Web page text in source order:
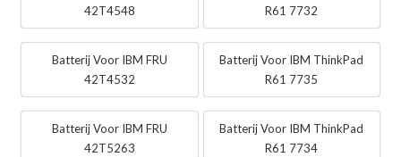
42T4548
R61 7732
Batterij Voor IBM FRU
42T4532
Batterij Voor IBM ThinkPad
R61 7735
Batterij Voor IBM FRU
42T5263
Batterij Voor IBM ThinkPad
R61 7734